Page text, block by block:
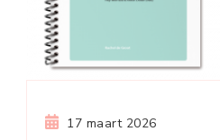
17 maart 2026